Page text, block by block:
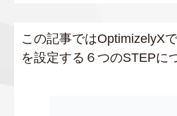
この記事ではOptimizelyX
を設定する６つのSTEPに